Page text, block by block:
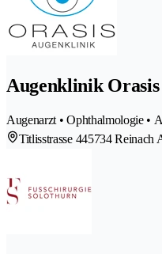
Augenklinik
Augenarzt • Ophthalmologie •
Titlisstrasse 445734 Reinach